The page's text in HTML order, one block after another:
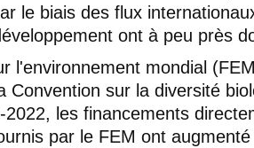
le biais des flux
ont à peu près
l'environnement mondial
Convention sur la diversité
2022, les financements
par le FEM ont